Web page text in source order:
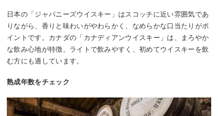
日本の「ジャパニーズウイスキー」はスコッチに近い雰囲気であ
りながら、香りと味わいがやわらかく、なめらかな口当たりがポ
イントです。カナダの「カナディアンウイスキー」は、まろやか
な飲み心地が特徴。ライトで飲みやすく、初めてウイスキーを飲
む方にも適しています。
熟成年数をチェック